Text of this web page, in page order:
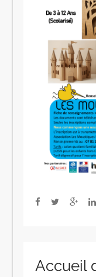
Accueil